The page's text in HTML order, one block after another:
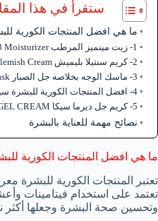
ستقرأ في هذا
ما هي افضل المنتجات الكورية
1- زيت مينميز المرطب Minimis M03 Moisturizer
2- كريم سنتيلا بليميش Centella Blemish Cream
3- ماسك الوجه بخلاصه جل الصبار Face Mask
4- افضل المنتجات الكورية للبشرة سيروم ريتينول RETINOL
5- كريم جل ديرما سيكا DERMA REPAIE CICA GEL CREAM
نصائح مهمة للعناية بالبشرة
ما هي افضل المنتجات الكورية
تعتبر المنتجات الكورية للبشرة
تعتمد على استخدام فيتامينات
وتحسين صحة البشرة وجعلها أكثر